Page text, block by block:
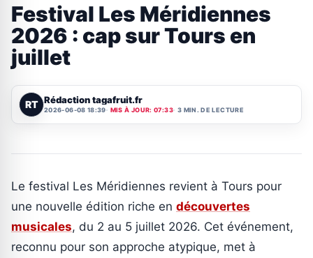
Festival Les Méridiennes
2026 : cap sur Tours en
juillet
RT Rédaction tagafruit.fr
2026-06-08 18:39 MIS À JOUR: 07:33 3 MIN. DE LECTURE
Le festival Les Méridiennes revient à Tours pour
une nouvelle édition riche en découvertes
musicales, du 2 au 5 juillet 2026. Cet événement,
reconnu pour son approche atypique, met à